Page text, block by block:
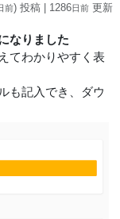
前) 投稿 | 1286日前 更新
なりました
てわかりやすく表
も記入でき、ダウ